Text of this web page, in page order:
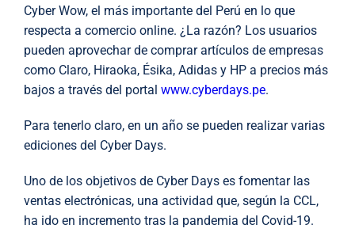
Cyber Wow, el más importante del Perú en lo que
respecta a comercio online. ¿La razón? Los usuarios
pueden aprovechar de comprar artículos de empresas
como Claro, Hiraoka, Ésika, Adidas y HP a precios más
bajos a través del portal www.cyberdays.pe.
Para tenerlo claro, en un año se pueden realizar varias
ediciones del Cyber Days.
Uno de los objetivos de Cyber Days es fomentar las
ventas electrónicas, una actividad que, según la CCL,
ha ido en incremento tras la pandemia del Covid-19.